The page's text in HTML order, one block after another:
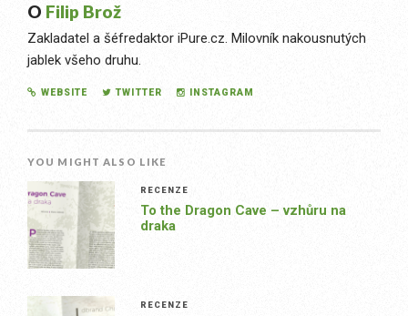
O Filip Brož
Zakladatel a šéfredaktor iPure.cz. Milovník nakousnutých
jablek všeho druhu.
WEBSITE TWITTER INSTAGRAM
YOU MIGHT ALSO LIKE
RECENZE
To the Dragon Cave – vzhůru na
draka
RECENZE